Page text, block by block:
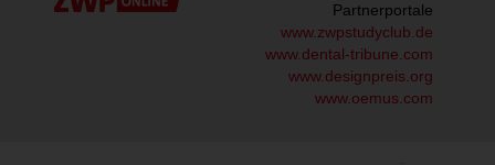
Partnerportale
www.zwpstudyclub.de
www.dental-tribune.com
www.designpreis.org
www.oemus.com